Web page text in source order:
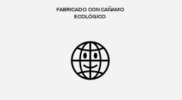
FABRICADO CON CAÑAMO
ECOLÓGICO